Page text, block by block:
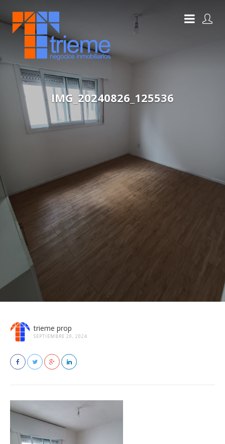
IMG_20240826_125536
trieme prop
SEPTIEMBRE 20, 2024